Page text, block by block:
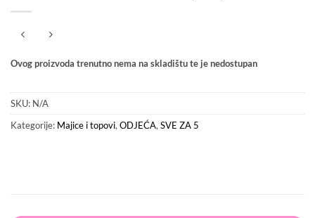
Ovog proizvoda trenutno nema na skladištu te je nedostupan
SKU: N/A
Kategorije: Majice i topovi,ODJEĆA,SVE ZA 5